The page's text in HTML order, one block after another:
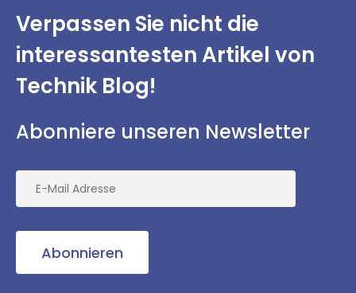
Verpassen Sie nicht die
interessantestenArtikel von
Technik Blog!
Abonniere unseren Newsletter
Abonnieren